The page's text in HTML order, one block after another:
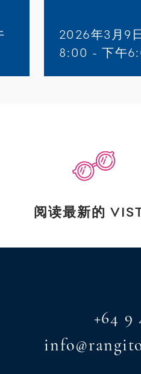
2026年3月9
8:00 - 下午
阅读最新的
+64 9